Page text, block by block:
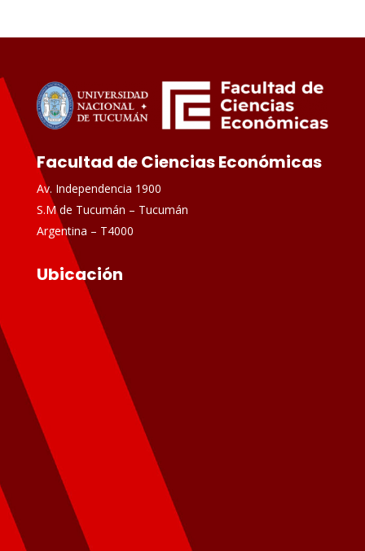
Facultad de Ciencias Económicas
Av. Independencia 1900
S.M de Tucumán – Tucumán
Argentina – T4000
Ubicación